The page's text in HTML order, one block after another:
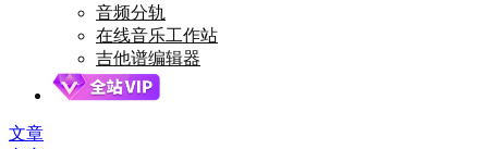
音频分轨
在线音乐工作站
吉他谱编辑器
文章